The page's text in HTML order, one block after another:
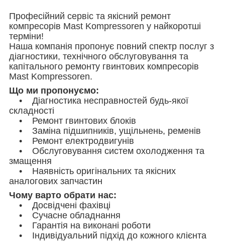
Професійний сервіс та якісний ремонт
компресорів Mast Kompressoren у найкоротші
терміни!
Наша компанія пропонує повний спектр послуг з
діагностики, технічного обслуговування та
капітального ремонту гвинтових компресорів
Mast Kompressoren.
Що ми пропонуємо:
• Діагностика несправностей будь-якої
складності
• Ремонт гвинтових блоків
• Заміна підшипників, ущільнень, ременів
• Ремонт електродвигунів
• Обслуговування систем охолодження та
змащення
• Наявність оригінальних та якісних
аналогових запчастин
Чому варто обрати нас:
• Досвідчені фахівці
• Сучасне обладнання
• Гарантія на виконані роботи
• Індивідуальний підхід до кожного клієнта